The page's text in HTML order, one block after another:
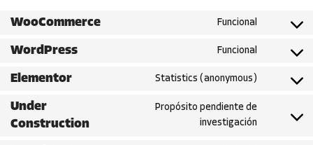
WooCommerce Funcional
WordPress Funcional
Elementor Statistics (anonymous)
Under
Construction
Propósito pendiente de
investigación